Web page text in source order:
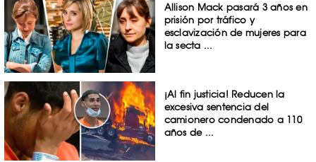
Allison Mack pasará 3 años en
prisión por tráfico y
esclavización de mujeres para
la secta ...
¡Al fin justicia! Reducen la
excesiva sentencia del
camionero condenado a 110
años de ...